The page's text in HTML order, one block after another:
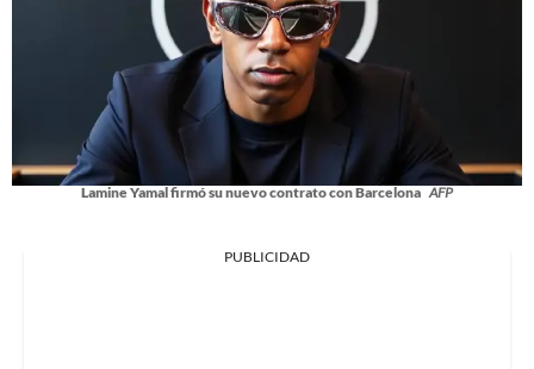
Lamine Yamal firmó su nuevo contrato con Barcelona AFP
PUBLICIDAD